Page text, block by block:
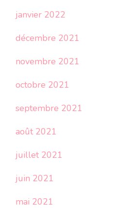
janvier 2022
décembre 2021
novembre 2021
octobre 2021
septembre 2021
août 2021
juillet 2021
juin 2021
mai 2021